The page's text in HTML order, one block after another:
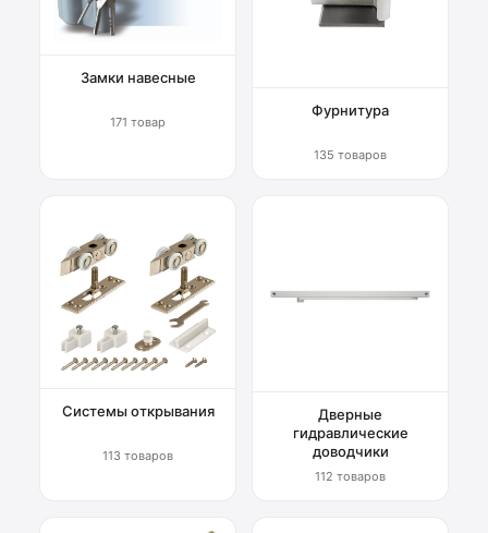
Замки навесные
171 товар
Фурнитура
135 товаров
Системы открывания
113 товаров
Дверные
гидравлические
доводчики
112 товаров